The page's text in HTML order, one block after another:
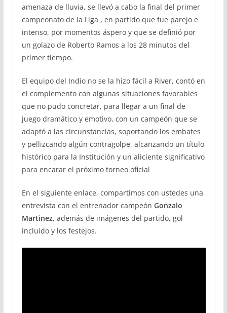
amenaza de lluvia, se llevó a cabo la final del primer
campeonato de la Liga , en partido que fue parejo e
intenso, por momentos áspero y que se definió por
un golazo de Roberto Ramos a los 28 minutos del
primer tiempo.
El equipo del Indio no se la hizo fácil a River, contó en
el complemento con algunas situaciones favorables
que no pudo concretar, para llegar a un final de
juego dramático y emotivo, con un campeón que se
adaptó a las circunstancias, soportando los embates
y pellizcando algún contragolpe, alcanzando un título
histórico para la Institución y un aliciente significativo
para encarar el próximo torneo oficial
En el siguiente enlace, compartimos con ustedes una
entrevista con el entrenador campeón Gonzalo
Martinez, además de imágenes del partido, gol
incluido y los festejos.